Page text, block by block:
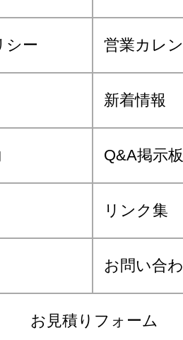
シー 営業カレ
新着情報
Q&A掲示板
リンク集
お問い合
お見積りフォーム